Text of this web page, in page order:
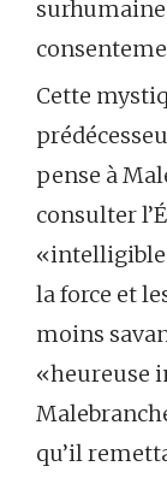
Cette
pense à
consulter
la force et
moins
«heureuse
qu’il